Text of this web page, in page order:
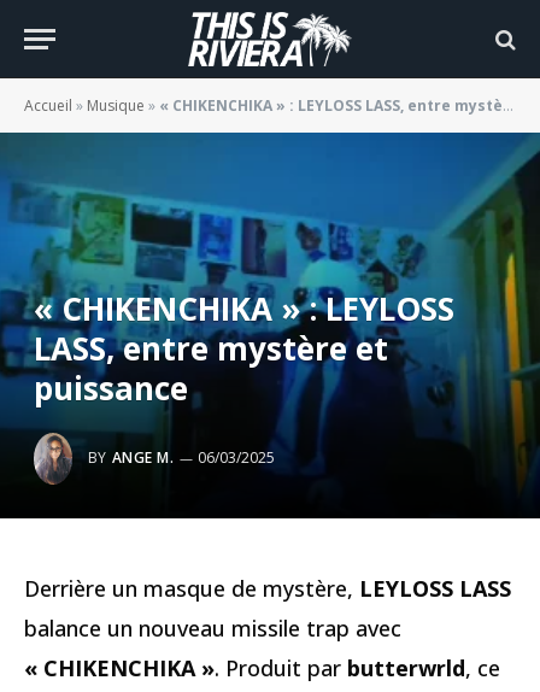
Accueil » Musique » « CHIKENCHIKA » : LEYLOSS LASS, entre mystère et puissance
« CHIKENCHIKA » : LEYLOSS
LASS, entre mystère et
puissance
BY ANGE M. 06/03/2025
Derrière un masque de mystère, LEYLOSS LASS
balance un nouveau missile trap avec
« CHIKENCHIKA ». Produit par butterwrld, ce